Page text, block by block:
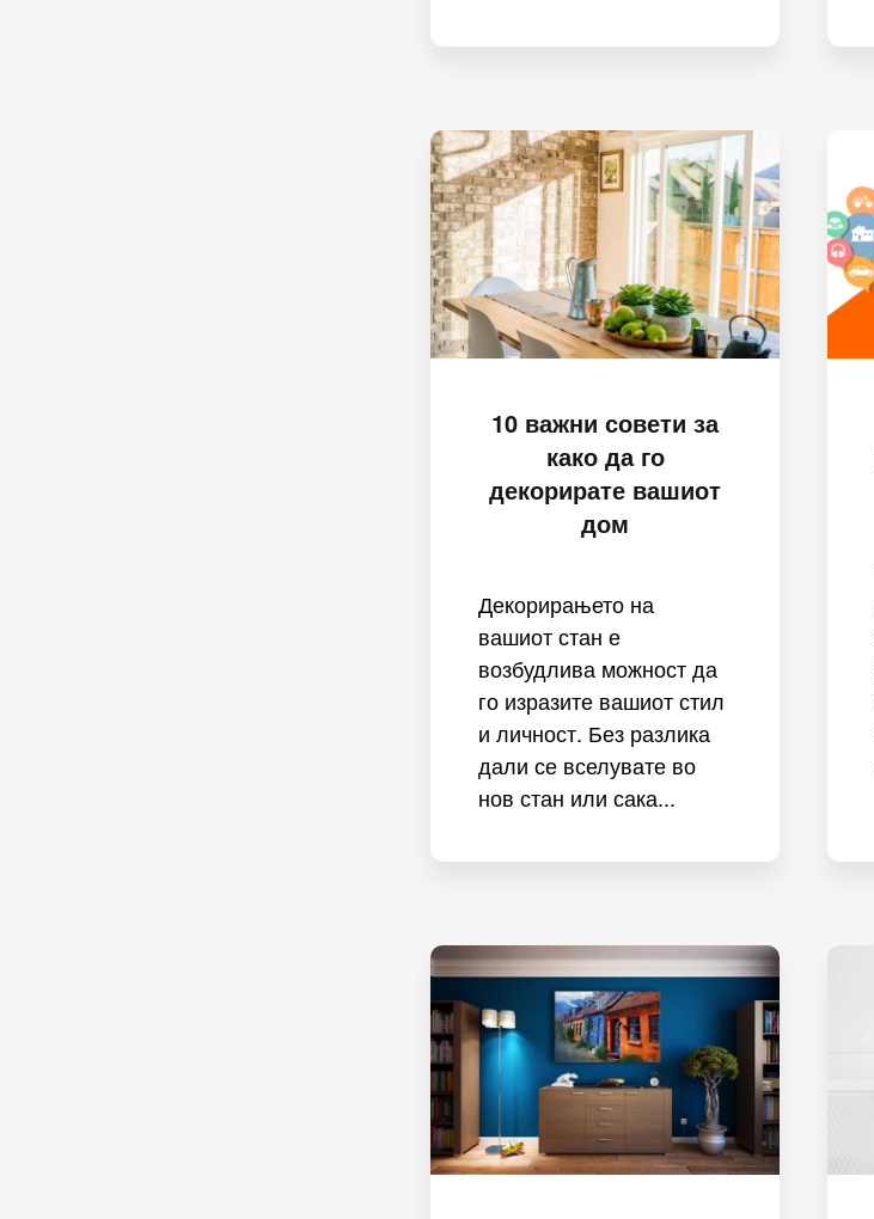
10 важни совети за
како да го
декорирате вашиот
дом
Декорирањето на
вашиот стан е
возбудлива можност да
го изразите вашиот стил
и личност. Без разлика
дали се вселувате во
нов стан или сака...